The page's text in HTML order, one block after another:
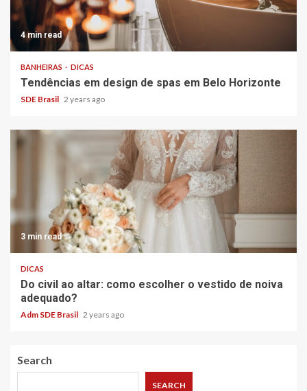
4 min read
BANHEIRAS DICAS
Tendências em design de spas em Belo Horizonte
SDE Brasil 2 years ago
3 min read
DICAS
Do civil ao altar: como escolher o vestido de noiva
adequado?
Adm SDE Brasil 2 years ago
Search
SEARCH